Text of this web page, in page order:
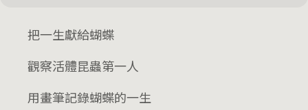
把一生獻給蝴蝶
觀察活體昆蟲第一人
用畫筆記錄蝴蝶的一生